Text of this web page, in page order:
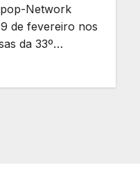
Network
de fevereiro nos
da 33º…